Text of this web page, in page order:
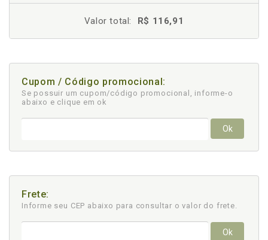
Valor total: R$ 116,91
Cupom / Código promocional:
Se possuir um cupom/código promocional, informe-o
abaixo e clique em ok
Ok
Frete:
Informe seu CEP abaixo para consultar o valor do frete.
Ok